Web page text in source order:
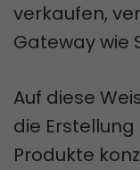
verkaufen,
Gateway wie
Auf diese
die
Produkte